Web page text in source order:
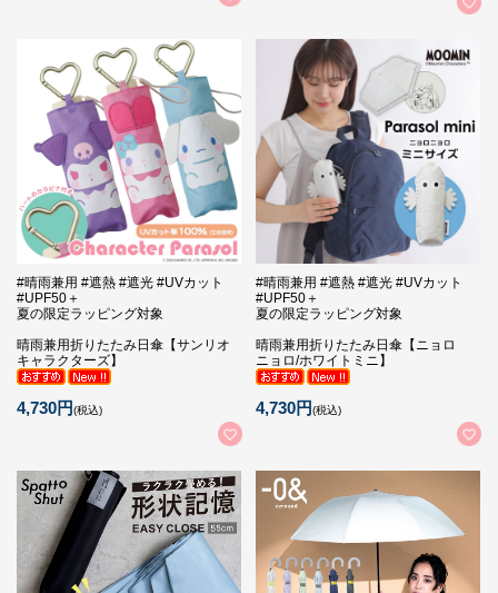
#晴雨兼用 #遮熱 #遮光 #UVカット
#UPF50＋
夏の限定ラッピング対象
晴雨兼用折りたたみ日傘【サンリオ
キャラクターズ】
4,730円(税込)
#晴雨兼用 #遮熱 #遮光 #UVカット
#UPF50＋
夏の限定ラッピング対象
晴雨兼用折りたたみ日傘【ニョロ
ニョロ/ホワイトミニ】
4,730円(税込)